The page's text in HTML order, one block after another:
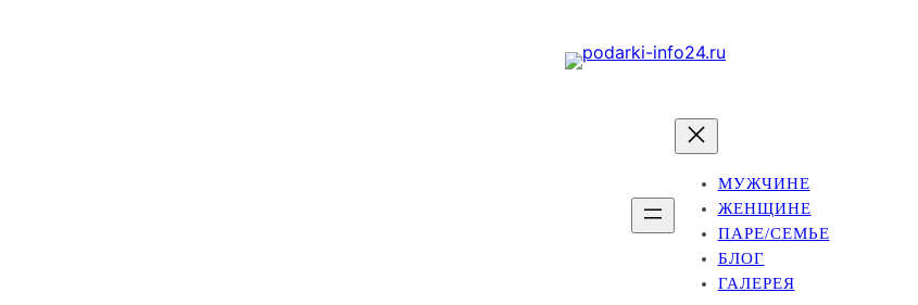
МУЖЧИНЕ
ЖЕНЩИНЕ
ПАРЕ/СЕМЬЕ
БЛОГ
ГАЛЕРЕЯ